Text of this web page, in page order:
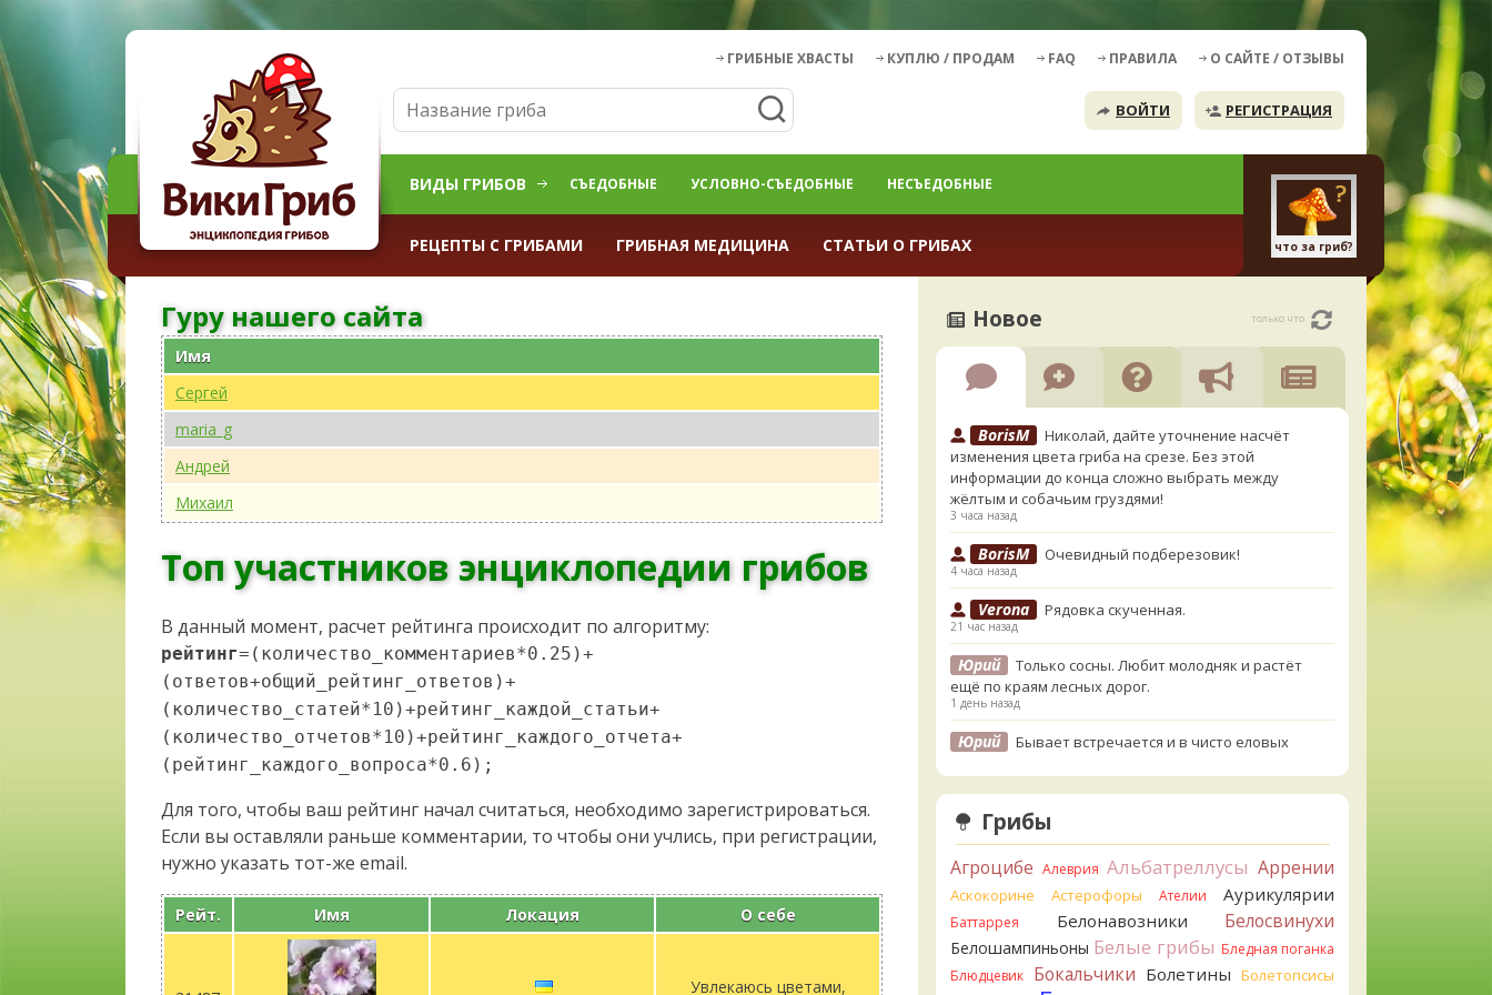
ГРИБНЫЕ ХВАСТЫ КУПЛЮ / ПРОДАМ FAQ ПРАВИЛА О САЙТЕ / ОТЗЫВЫ
ВОЙТИ РЕГИСТРАЦИЯ
ВИДЫ ГРИБОВ СЪЕДОБНЫЕ УСЛОВНО-СЪЕДОБНЫЕ НЕСЪЕДОБНЫЕ
РЕЦЕПТЫ С ГРИБАМИ ГРИБНАЯ МЕДИЦИНА СТАТЬИ О ГРИБАХ что за гриб?
Гуру нашего сайта
Имя
Сергей
maria_g
Андрей
Михаил
Топ участников энциклопедии грибов
В данный момент, расчет рейтинга происходит по алгоритму:
рейтинг=(количество_комментариев*0.25)+
(ответов+общий_рейтинг_ответов)+
(количество_статей*10)+рейтинг_каждой_статьи+
(количество_отчетов*10)+рейтинг_каждого_отчета+
(рейтинг_каждого_вопроса*0.6);
Для того, чтобы ваш рейтинг начал считаться, необходимо зарегистрироваться.
Если вы оставляли раньше комментарии, то чтобы они учлись, при регистрации,
нужно указать тот-же email.
Рейт. Имя Локация О себе
Увлекаюсь цветами,
Новое только что
BorisM
Николай, дайте уточнение насчёт
изменения цвета гриба на срезе. Без этой
информации до конца сложно выбрать между
жёлтым и собачьим груздями!
3 часа назад
BorisM Очевидный подберезовик!
4 часа назад
Verona Рядовка скученная.
21 час назад
Юрий
Только сосны. Любит молодняк и растёт
ещё по краям лесных дорог.
1 день назад
Юрий
Бывает встречается и в чисто еловых
Katya20 Зарлдыш мухомора.
Katya20 Навозник.
Verona Скорее всего он.
2 дня назад
Грибы
Агроцибе Алеврия Альбатреллусы Аррении
Аскокорине Астерофоры Ателии Аурикулярии
Баттаррея Белонавозники Белосвинухи
Белошампиньоны Белые грибы Бледная поганка
Блюдцевик
Бокальчики Болетины Болетопсисы